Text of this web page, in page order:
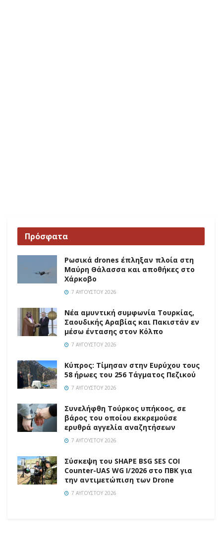
Πρόσφατα
Ρωσικά drones έπληξαν πλοία στη
Μαύρη Θάλασσα και αποθήκες στο
Χάρκοβο
7 ΑΥΓΟΎΣΤΟΥ 2026
Νέα αμυντική συμφωνία Τουρκίας,
Σαουδικής Αραβίας και Πακιστάν εν
μέσω έντασης στον Κόλπο
7 ΑΥΓΟΎΣΤΟΥ 2026
Κύπρος: Τίμησαν στην Ευρύχου τους
58 ήρωες του 256 Τάγματος Πεζικού
7 ΑΥΓΟΎΣΤΟΥ 2026
Συνελήφθη Τούρκος υπήκοος, σε
βάρος του οποίου εκκρεμούσε
ερυθρά αγγελία αναζητήσεων
7 ΑΥΓΟΎΣΤΟΥ 2026
Σύσκεψη του SHAPE BSG SES COI
Counter-UAS WG I/2026 στο ΠΒΚ για
την αντιμετώπιση των Drone
7 ΑΥΓΟΎΣΤΟΥ 2026